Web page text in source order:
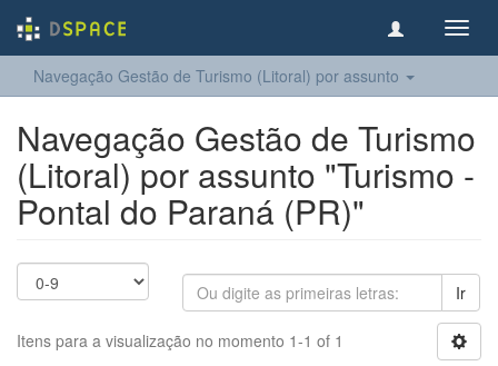
Navegação Gestão de Turismo (Litoral) por assunto
Navegação Gestão de Turismo
(Litoral) por assunto "Turismo -
Pontal do Paraná (PR)"
Ir
Itens para a visualização no momento 1-1 of 1